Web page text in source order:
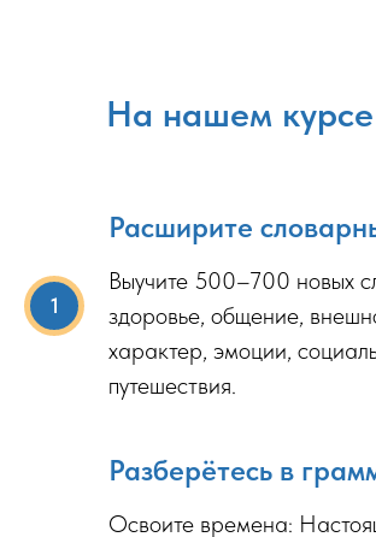
На нашем
Расширите
Выучите 500–700 новых
здоровье, общение,
характер, эмоции,
путешествия.
Разберётесь в
Освоите времена: